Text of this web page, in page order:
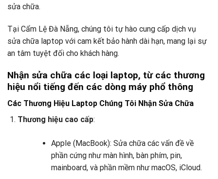
sửa chữa.
Tại Cẩm Lệ Đà Nẵng, chúng tôi tự hào cung cấp dịch vụ
sửa chữa laptop với cam kết bảo hành dài hạn, mang lại sự
an tâm tuyệt đối cho khách hàng.
Nhận sửa chữa các loại laptop, từ các thương
hiệu nổi tiếng đến các dòng máy phổ thông
Các Thương Hiệu Laptop Chúng Tôi Nhận Sửa Chữa
Thương hiệu cao cấp:
Apple (MacBook): Sửa chữa các vấn đề về
phần cứng như màn hình, bàn phím, pin,
mainboard, và phần mềm như macOS, iCloud.